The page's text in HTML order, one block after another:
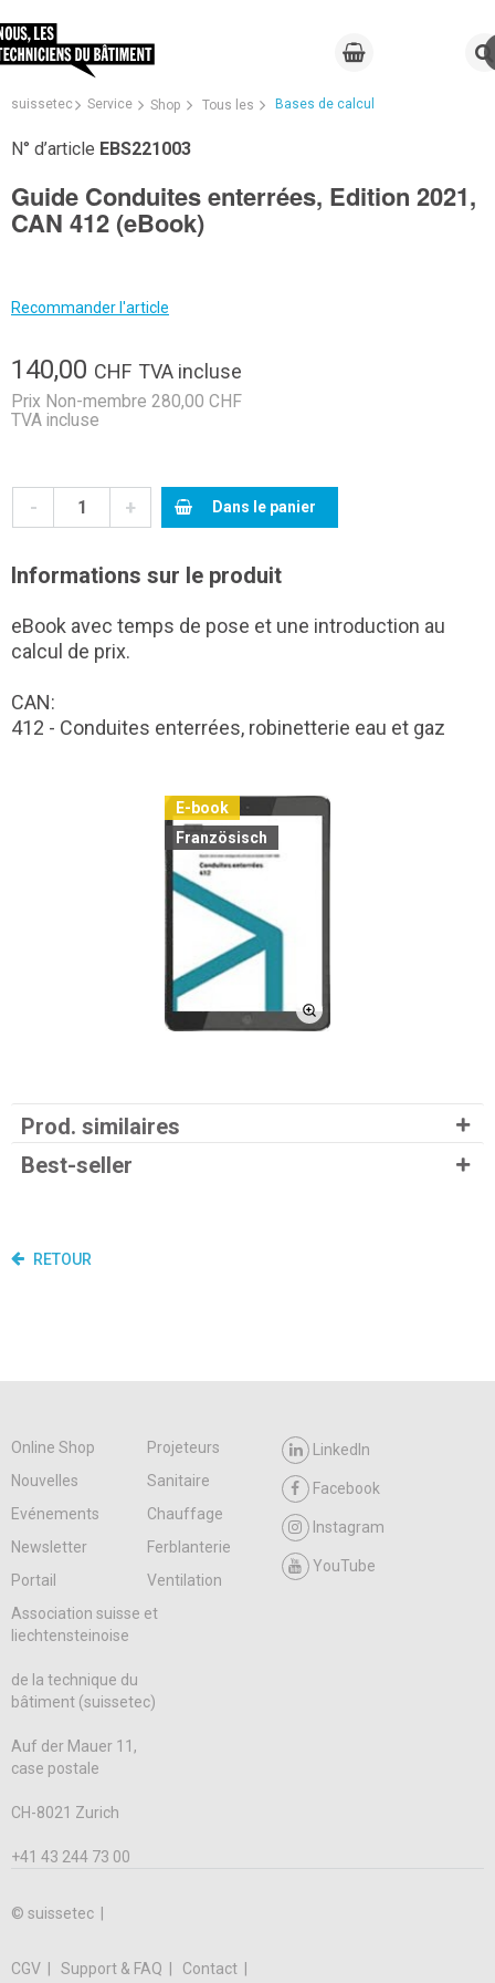
suissetec Service Shop Tous les Bases de calcul
N° d’article EBS221003
Guide Conduites enterrées, Edition 2021,
CAN 412 (eBook)
Recommander l'article
140,00 CHF TVA incluse
Prix Non-membre 280,00 CHF
TVA incluse
- + Dans le panier
Informations sur le produit
eBook avec temps de pose et une introduction au
calcul de prix.
CAN:
412 - Conduites enterrées, robinetterie eau et gaz
E-book
Französisch
Prod. similaires
Best-seller
RETOUR
Online Shop
Projeteurs
Nouvelles
Sanitaire
Evénements
Chauffage
Newsletter
Ferblanterie
Portail
Ventilation
LinkedIn
Facebook
Instagram
YouTube
Association suisse et
liechtensteinoise
de la technique du
bâtiment (suissetec)
Auf der Mauer 11,
case postale
CH-8021 Zurich
+41 43 244 73 00
© suissetec |
CGV Support & FAQ
Contact